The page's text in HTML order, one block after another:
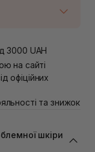
1В
Бандери 45
3000 UAH
на сайті
офіційних
та знижок
шкіри